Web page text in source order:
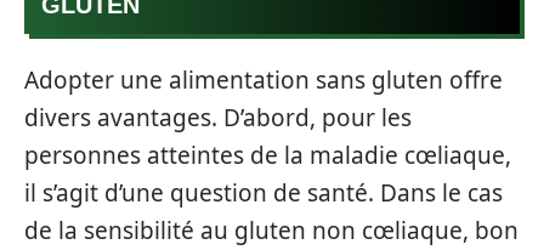
Adopter une alimentation sans gluten offre
divers avantages. D’abord, pour les
personnes atteintes de la maladie cœliaque,
il s’agit d’une question de santé. Dans le cas
de la sensibilité au gluten non cœliaque, bon